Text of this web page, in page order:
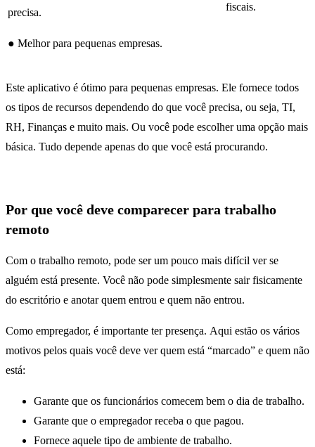
precisa.
● Melhor para pequenas empresas.
fiscais.
Este aplicativo é ótimo para pequenas empresas. Ele fornece todos
os tipos de recursos dependendo do que você precisa, ou seja, TI,
RH, Finanças e muito mais. Ou você pode escolher uma opção mais
básica. Tudo depende apenas do que você está procurando.
Por que você deve comparecer para trabalho
remoto
Com o trabalho remoto, pode ser um pouco mais difícil ver se
alguém está presente. Você não pode simplesmente sair fisicamente
do escritório e anotar quem entrou e quem não entrou.
Como empregador, é importante ter presença. Aqui estão os vários
motivos pelos quais você deve ver quem está “marcado” e quem não
está:
Garante que os funcionários comecem bem o dia de trabalho.
Garante que o empregador receba o que pagou.
Fornece aquele tipo de ambiente de trabalho.